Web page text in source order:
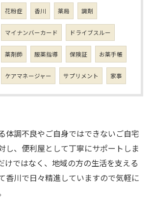
花粉症 香川 薬局 調剤
マイナンバーカード ドライブスルー
薬剤師 服薬指導 保険証 お薬手帳
ケアマネージャー サプリメント 家事
体調不良やご自身ではできないご自宅
し、便利屋として丁寧にサポートしま
けではなく、地域の方の生活を支える
香川で日々精進していますので気軽に